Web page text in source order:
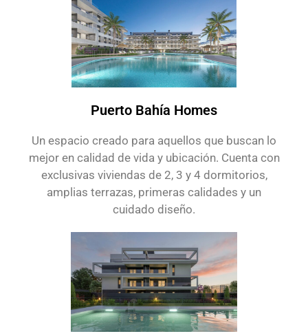
Puerto Bahía Homes
Un espacio creado para aquellos que buscan lo
mejor en calidad de vida y ubicación. Cuenta con
exclusivas viviendas de 2, 3 y 4 dormitorios,
amplias terrazas, primeras calidades y un
cuidado diseño.